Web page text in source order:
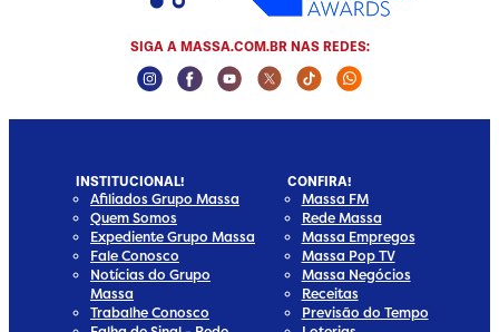
SIGA A MASSA.COM.BR NAS REDES:
Instagram Social Media
Facebook Social Media
Youtube Social Media
Twitter Social Media
Tiktok Social Media
Whatsapp
INSTITUCIONAL!
Afiliados Grupo Massa
Quem Somos
Expediente Grupo Massa
Fale Conosco
Notícias do Grupo
Massa
Trabalhe Conosco
CONFIRA!
Massa FM
Rede Massa
Massa Empregos
Massa Pop TV
Massa Negócios
Receitas
Previsão do Tempo